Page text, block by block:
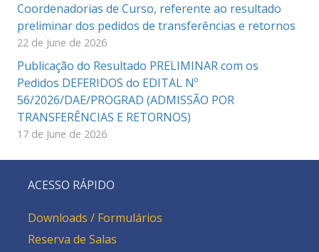
Coordenadorias de Curso, referente ao resultado
preliminar dos pedidos de transferências e retornos
22 de June de 2026
Publicação do Resultado PRELIMINAR com os
Pedidos DEFERIDOS do EDITAL Nº
56/2026/DAE/PROGRAD (ADMISSÃO POR
TRANSFERÊNCIAS E RETORNOS)
17 de June de 2026
ACESSO RÁPIDO
Downloads / Formulários
Reserva de Salas